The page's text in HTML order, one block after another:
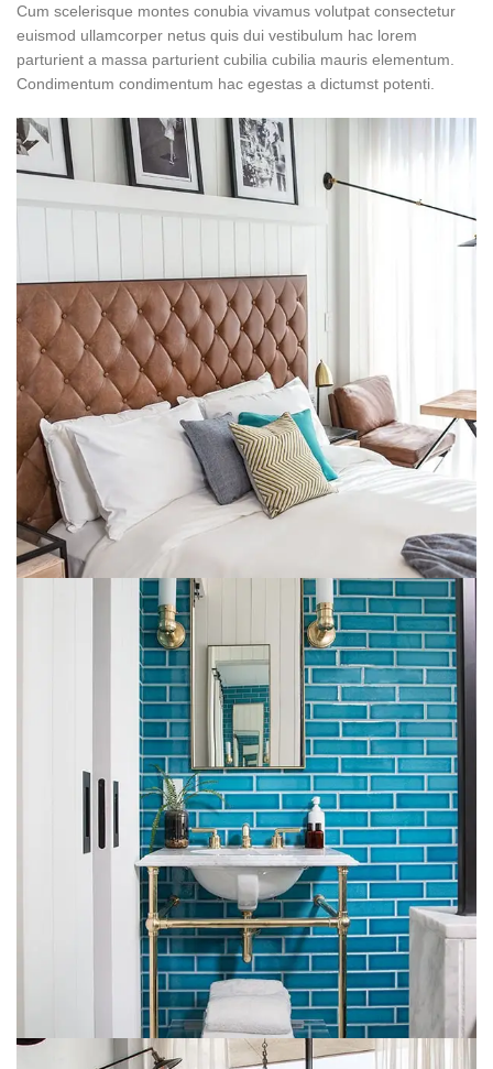
Cum scelerisque montes conubia vivamus volutpat consectetur
euismod ullamcorper netus quis dui vestibulum hac lorem
parturient a massa parturient cubilia cubilia mauris elementum.
Condimentum condimentum hac egestas a dictumst potenti.